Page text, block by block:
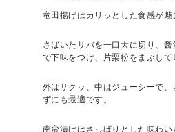
竜田揚げはカリッとした食感が魅
さばいたサバを一口大に切り、
で下味をつけ、片栗粉をまぶして
外はサクッ、中はジューシーで
ずにも最適です。
南蛮漬けはさっぱりとした味わい